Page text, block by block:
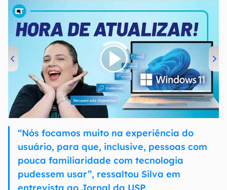
00:00 04:52
“Nós focamos muito na experiência do
usuário, para que, inclusive, pessoas com
pouca familiaridade com tecnologia
pudessem usar”, ressaltou Silva em